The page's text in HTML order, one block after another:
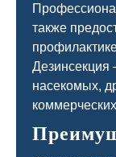
также
Дезинсекция
насекомых,